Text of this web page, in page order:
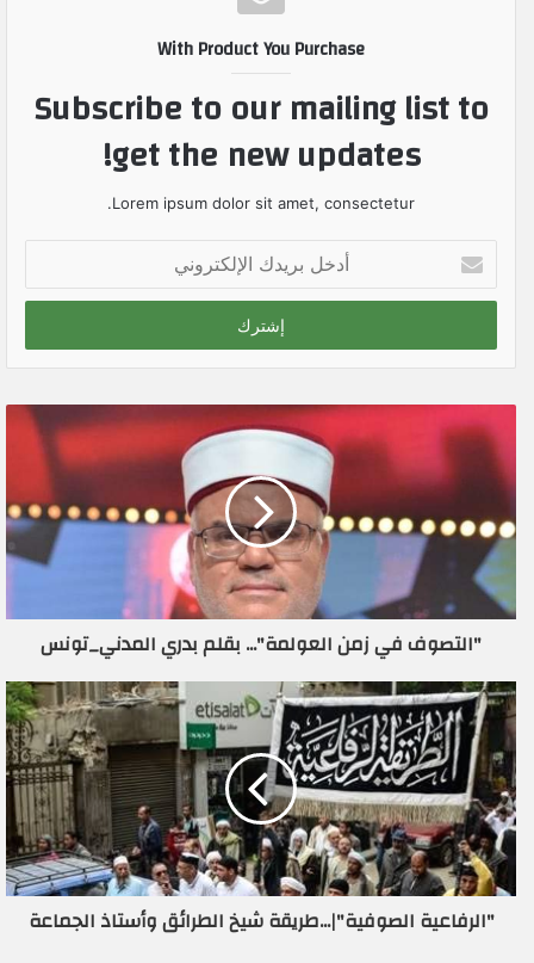
With Product You Purchase
Subscribe to our mailing list to
get the new updates!
Lorem ipsum dolor sit amet, consectetur.
خ
ب
ي
د
ك
ا
إ
ل
ك
ت
ن
ي
"التصوف في زمن العولمة"... بقلم بدري المدني_تونس
"الرفاعية الصوفية"|...طريقة شيخ الطرائق وأستاذ الجماعة